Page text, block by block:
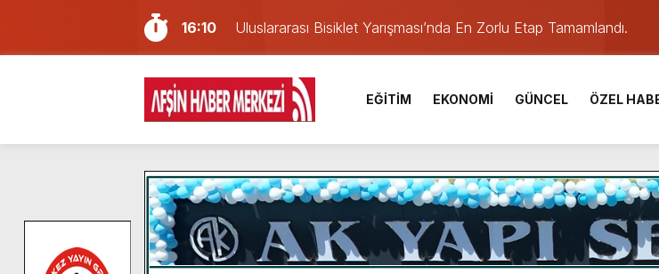
16:10
Uluslararası Bisiklet Yarışması’nda En Zorlu Etap Tamamlandı.
13:27
NOTER ONAYLI TYP LİSTESİ YAYINLANDI.
11:22
KAFUM Fuar Alanı Bulut ve Yavuz’un Ezgileriyle Şenlendi.
8:06
Afşinli bir hemşehrimizin de olduğu Filistin Konvoyu, güçlenerek
14:05
Madrigal, Perşembe Günü KAFUM’da Sahne Alacak.
7:39
KEDİNİZ Mİ VAR?
7:27
Cumhurbaşkanı Erdoğan, Ayser Çalık Ortaokulu Şehitlerinin
13:57
Afşin Heyetinden Kaymakam Muammer Sarıdoğan’a
10:34
Vatandaşlardan Ağustos Fuarı’na Tam Not.
EĞİTİM EKONOMİ GÜNCEL ÖZEL